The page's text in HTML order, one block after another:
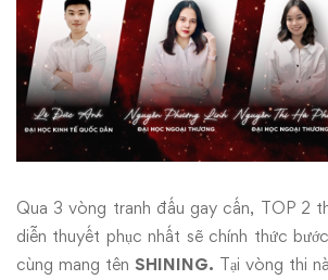
Qua 3 vòng tranh đấu gay cấn, TOP 2
diễn thuyết phục nhất sẽ chính thức
cùng mang tên SHINING. Tại vòng thi